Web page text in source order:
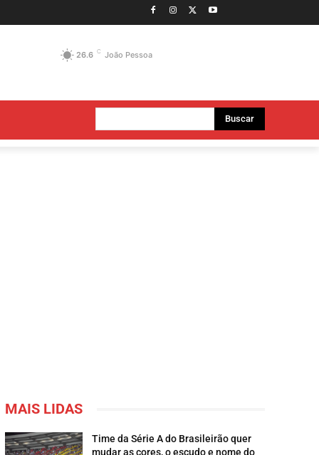
26.6 C João Pessoa
Buscar
MAIS LIDAS
Time da Série A do Brasileirão quer
mudar as cores, o escudo e nome do